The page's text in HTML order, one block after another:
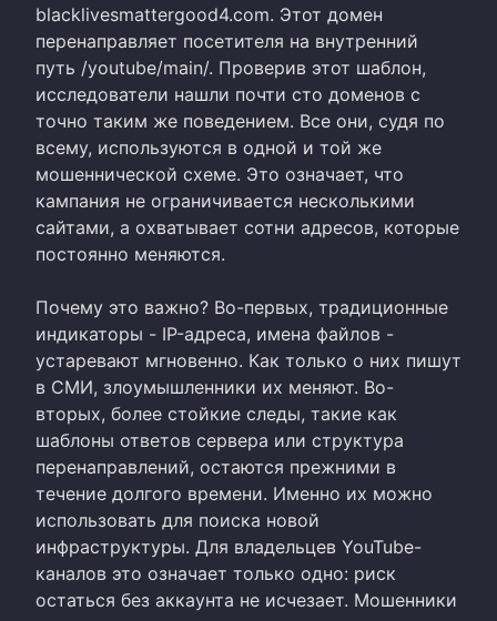
blacklivesmattergood4.com. Этот домен
перенаправляет посетителя на внутренний
путь /youtube/main/. Проверив этот шаблон,
исследователи нашли почти сто доменов с
точно таким же поведением. Все они, судя по
всему, используются в одной и той же
мошеннической схеме. Это означает, что
кампания не ограничивается несколькими
сайтами, а охватывает сотни адресов, которые
постоянно меняются.
Почему это важно? Во-первых, традиционные
индикаторы - IP-адреса, имена файлов -
устаревают мгновенно. Как только о них пишут
в СМИ, злоумышленники их меняют. Во-
вторых, более стойкие следы, такие как
шаблоны ответов сервера или структура
перенаправлений, остаются прежними в
течение долгого времени. Именно их можно
использовать для поиска новой
инфраструктуры. Для владельцев YouTube-
каналов это означает только одно: риск
остаться без аккаунта не исчезает. Мошенники